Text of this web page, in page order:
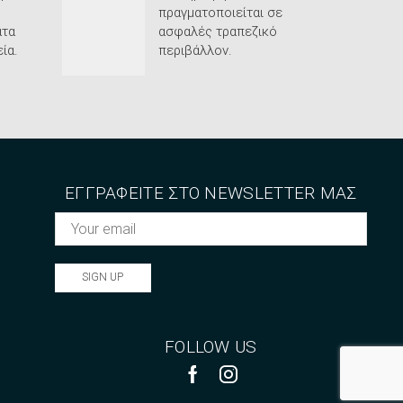
πραγματοποιείται σε
ασφαλές τραπεζικό
περιβάλλον.
ΕΓΓΡΑΦΕΙΤΕ ΣΤΟ NEWSLETTER ΜΑΣ
FOLLOW US
FacebookInstagram